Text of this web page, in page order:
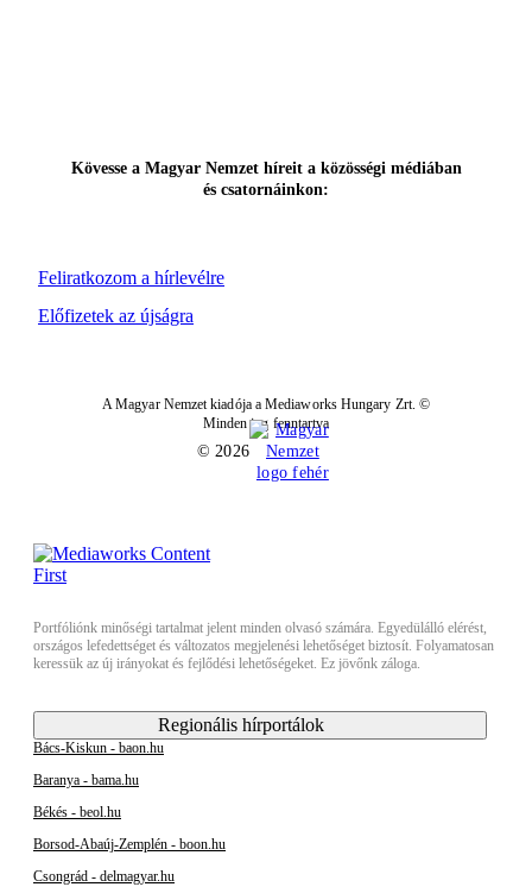
Feliratkozom a hírlevélre
Kövesse a Magyar Nemzet híreit a közösségi médiában
és csatornáinkon:
Előfizetek az újságra
A Magyar Nemzet kiadója a Mediaworks Hungary Zrt. ©
Minden jog fenntartva
© 2026
Portfóliónk minőségi tartalmat jelent minden olvasó számára. Egyedülálló elérést,
országos lefedettséget és változatos megjelenési lehetőséget biztosít. Folyamatosan
keressük az új irányokat és fejlődési lehetőségeket. Ez jövőnk záloga.
Regionális hírportálok
Bács-Kiskun - baon.hu
Baranya - bama.hu
Békés - beol.hu
Borsod-Abaúj-Zemplén - boon.hu
Csongrád - delmagyar.hu